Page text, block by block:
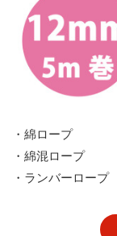
・綿ロープ
・綿混ロープ
・ランバーロープ